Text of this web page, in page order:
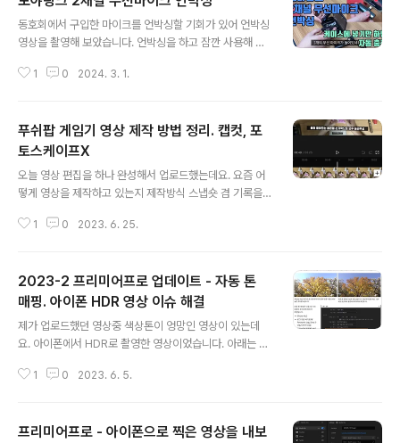
동호회에서 구입한 마이크를 언박싱할 기회가 있어 언박싱
영상을 촬영해 보았습니다. 언박싱을 하고 잠깐 사용해 보
용으로도 하나 구입해 볼까 고민 중입니다. 평소 아이폰으
하면 촬영하면서 목소리도 잘 녹음을 할 수 있을 거 같습니
다. 아이폰만을 이용해서 영상을 촬영할 때 녹음이 잘 안 되
는 경우는 다음과 같은 경우들이 있습니다. 말하는 방향이
아이폰을 향할 때와 향하지 않을 때 소리의 크기 차이가 생
깁니다. 아이폰과 거리가 멀어지면 녹음이 잘 되지 않습니
다. 하지만 내 몸에 부착하는 마이크를 사용한다면 이 문제
1 0 2024. 3. 1.
푸쉬팝 게임기 영상 제작 방법 정리. 캡컷, 포
토스케이프X
오늘 영상 편집을 하나 완성해서 업로드했는데요. 요즘 어
떻게 영상을 제작하고 있는지 제작방식 스냅숏 겸 기록을
드 촬영은 아이폰 12를 이용하였습니다. 아이폰에서 촬
사용하여 촬영을 하였는데요. 예전에는 언박싱 영상을 찍
을 때 삼각대를 이용했었는데요. 각도를 맞추기가 어려웠
습니다. 확실히 암 스탠드를 이용하니 편리하였습니다. 제
가 사용하는 암 스탠드는 Ulanzi 사의 Vijim-LS24인데
ps://s.click.aliexpress.com/e/_DDIudVn (이..
1 0 2023. 6. 25.
2023-2 프리미어프로 업데이트 - 자동 톤
매핑. 아이폰 HDR 영상 이슈 해결
제가 업로드했던 영상중 색상톤이 엉망인 영상이 있는데
요. 아이폰에서 HDR로 촬영한 영상이었습니다. 아래는 문
하고 있었는데요. HDR로 촬영한 영상을 편집할 때 작업 생
집 도구들이 HDR을 쉽게 다룰 수 있게 될 때 HDR로 촬영
1 0 2023. 6. 5.
프리미어프로 - 아이폰으로 찍은 영상을 내보